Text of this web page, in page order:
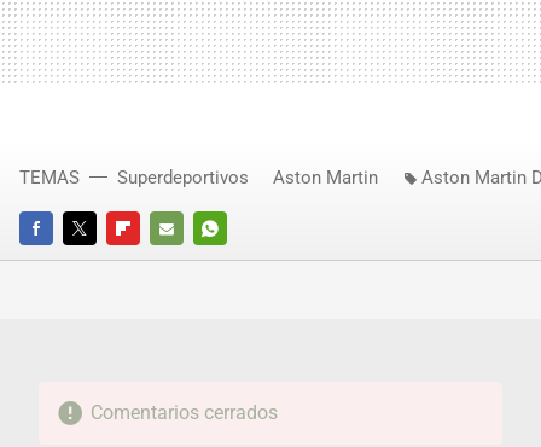
FACEBOOKTWITTERFLIPBOARD
E-
WHATSAPP
TEMAS Superdeportivos Aston Martin Aston Martin
Comentarios cerrados